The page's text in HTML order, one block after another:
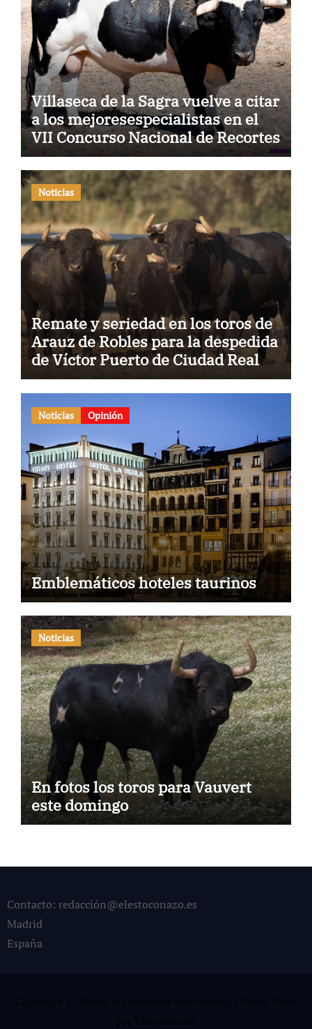
Villaseca de la Sagra vuelve a citar
a los mejoresespecialistas en el
VII Concurso Nacional de Recortes
Noticias
Remate y seriedad en los toros de
Arauz de Robles para la despedida
de Víctor Puerto de Ciudad Real y
el gran momento de Luque y
Navalón
Noticias Opinión
Emblemáticos hoteles taurinos
Noticias
En fotos los toros para Vauvert
este domingo
Contacto: redacción@elestoconazo.es
Madrid
España